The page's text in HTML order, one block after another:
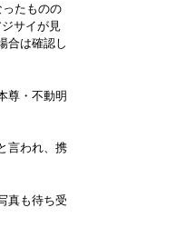
たものの
サイが見
合は確認し
尊・不動明
言われ、携
真も待ち受